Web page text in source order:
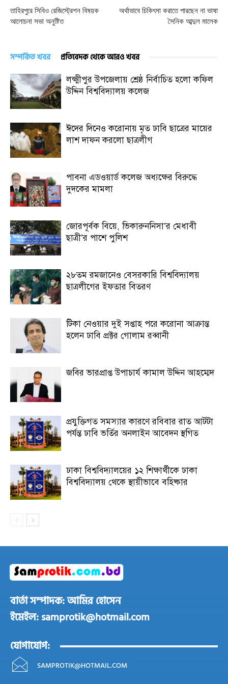
তাহিরপুরে সিবিও রেজিস্ট্রেশন বিষয়ক
আলোচনা সভা অনুষ্টিত
অর্থাভাবে চিকিৎসা করাতে পারছেন না ভাষা
সৈনিক আব্দুল মালেক
সম্পর্কিত খবর প্রতিবেদক থেকে আরও খবর
লক্ষ্মীপুর উপজেলায় শ্রেষ্ঠ নির্বাচিত হলো কফিল
উদ্দিন বিশ্ববিদ্যালয় কলেজ
ঈদের দিনেও করোনায় মৃত ঢাবি ছাত্রের মায়ের
লাশ দাফন করলো ছাত্রলীগ
পাবনা এডওয়ার্ড কলেজ অধ্যক্ষের বিরুদ্ধে
দুদকের মামলা
জোরপূর্বক বিয়ে, ভিকারুননিসা’র মেধাবী
ছাত্রী’র পাশে পুলিশ
২৮তম রমজানেও বেসরকারি বিশ্ববিদ্যালয়
ছাত্রলীগের ইফতার বিতরণ
টিকা নেওয়ার দুই সপ্তাহ পরে করোনা আক্রান্ত
হলেন ঢাবি প্রক্টর গোলাম রব্বানী
জবির ভারপ্রাপ্ত উপাচার্য কামাল উদ্দিন আহম্মেদ
প্রযুক্তিগত সমস্যার কারণে রবিবার রাত আটটা
পর্যন্ত ঢাবি ভর্তির অনলাইন আবেদন স্থগিত
ঢাকা বিশ্ববিদ্যালয়ের ১২ শিক্ষার্থীকে ঢাকা
বিশ্ববিদ্যালয় থেকে স্থায়ীভাবে বহিষ্কার
বার্তা সম্পাদক: আমির হোসেন
ইমেইল: samprotik@hotmail.com
যোগাযোগ:
SAMPROTIK@HOTMAIL.COM